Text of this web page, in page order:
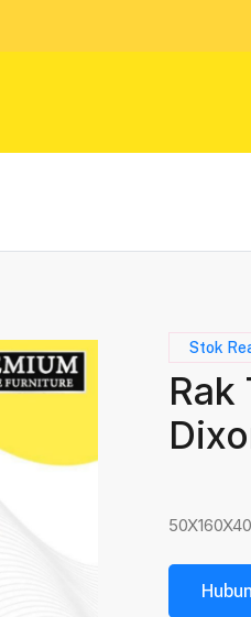
Stok
Rak